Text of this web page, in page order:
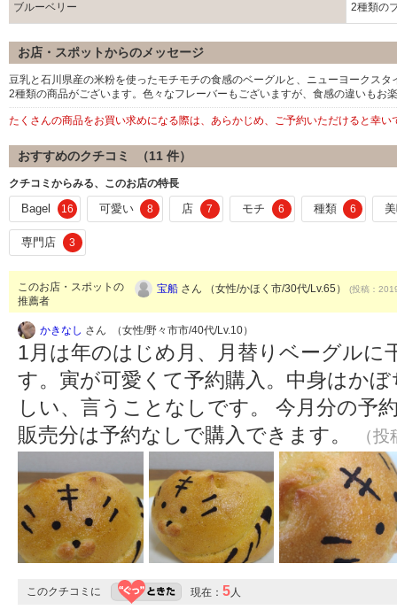
ブルーベリー 2種類の
お店・スポットからのメッセージ
豆乳と石川県産の米粉を使ったモチモチの食感のベーグルと、ニューヨークス
2種類の商品がございます。色々なフレーバーもございますが、食感の違いもお
たくさんの商品をお買い求めになる際は、あらかじめ、ご予約いただけると幸い
おすすめのクチコミ （11 件）
クチコミからみる、このお店の特長
Bagel 16 可愛い 8 店 7 モチ 6 種類 6
専門店 3
このお店・スポットの
推薦者
宝船 さん （女性/かほく市/30代/Lv.65） (投稿：
かきなし さん （女性/野々市市/40代/Lv.10）
1月は年のはじめ月、月替りベーグルに
す。寅が可愛くて予約購入。中身はか
しい、言うことなしです。 今月分の予
販売分は予約なしで購入できます。
（
このクチコミに 現在： 5人